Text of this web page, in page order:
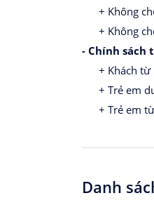
+ Không
+ Không
- Chính sách
+ Khách từ
+ Trẻ em
+ Trẻ em từ
Danh